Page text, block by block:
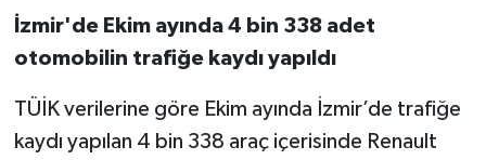
İzmir'de Ekim ayında 4 bin 338 adet
otomobilin trafiğe kaydı yapıldı
TÜİK verilerine göre Ekim ayında İzmir’de trafiğe
kaydı yapılan 4 bin 338 araç içerisinde Renault